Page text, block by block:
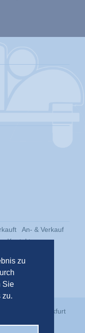
zu
Sie
zu.
An- & Verkauf
Kontakt
Klassikstadt Frankfurt